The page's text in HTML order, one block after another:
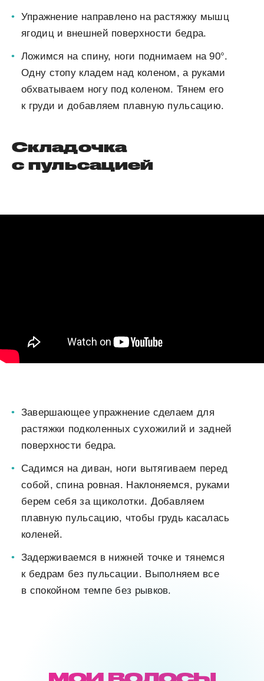
Упражнение направлено на растяжку мышц
ягодиц и внешней поверхности бедра.
Ложимся на спину, ноги поднимаем на 90°.
Одну стопу кладем над коленом, а руками
обхватываем ногу под коленом. Тянем его
к груди и добавляем плавную пульсацию.
Складочка
с пульсацией
Завершающее упражнение сделаем для
растяжки подколенных сухожилий и задней
поверхности бедра.
Садимся на диван, ноги вытягиваем перед
собой, спина ровная. Наклоняемся, руками
берем себя за щиколотки. Добавляем
плавную пульсацию, чтобы грудь касалась
коленей.
Задерживаемся в нижней точке и тянемся
к бедрам без пульсации. Выполняем все
в спокойном темпе без рывков.